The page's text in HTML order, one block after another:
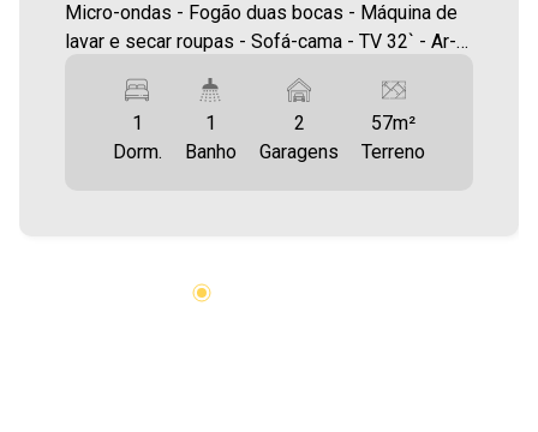
Micro-ondas - Fogão duas bocas - Máquina de
lavar e secar roupas - Sofá-cama - TV 32` - Ar-
Guarda-roupas - Banheiro completo com balcão
terreno:57,25 m² A Imobiliária Ativa possui hoje
1
Dorm.
1
Banho
2
Garagens
57m²
Terreno